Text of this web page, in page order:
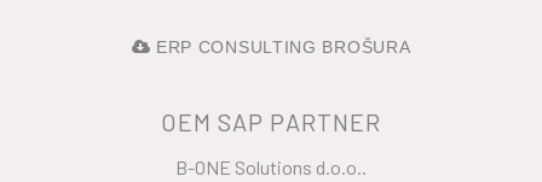
ERP CONSULTING BROŠURA
OEM SAP PARTNER
B-ONE Solutions d.o.o..